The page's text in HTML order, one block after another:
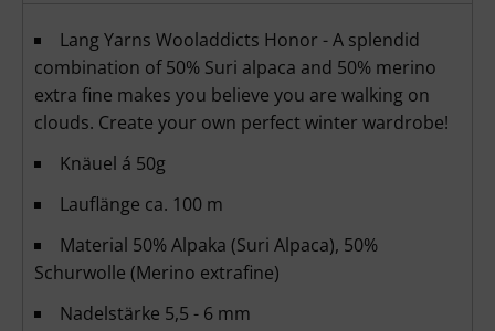
Wooladdicts Honor Lang Yarns -
Lang Yarns Wooladdicts Honor - A splendid
combination of 50% Suri alpaca and 50% merino
extra fine makes you believe you are walking on
clouds. Create your own perfect winter wardrobe!
Knäuel á 50g
Lauflänge ca. 100 m
Material 50% Alpaka (Suri Alpaca), 50%
Schurwolle (Merino extrafine)
Nadelstärke 5,5 - 6 mm